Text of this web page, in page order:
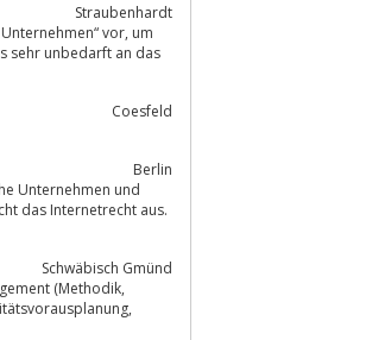
Straubenhardt
Coesfeld
Berlin
Unternehmen und
Schwäbisch Gmünd
(Methodik,